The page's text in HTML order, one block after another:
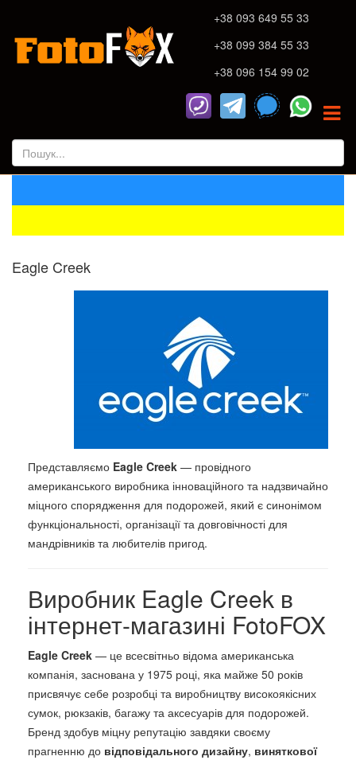
+38 093 649 55 33
+38 099 384 55 33
+38 096 154 99 02
Eagle Creek
Представляємо Eagle Creek — провідного
американського виробника інноваційного та надзвичайно
міцного спорядження для подорожей, який є синонімом
функціональності, організації та довговічності для
мандрівників та любителів пригод.
Виробник Eagle Creek в
інтернет-магазині FotoFOX
Eagle Creek — це всесвітньо відома американська
компанія, заснована у 1975 році, яка майже 50 років
присвячує себе розробці та виробництву високоякісних
сумок, рюкзаків, багажу та аксесуарів для подорожей.
Бренд здобув міцну репутацію завдяки своєму
прагненню до відповідального дизайну, виняткової